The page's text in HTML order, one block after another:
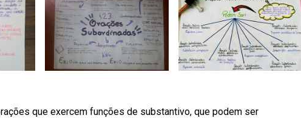
que exercem funções de substantivo, que podem ser